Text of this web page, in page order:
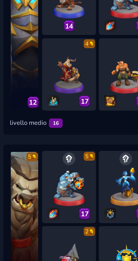
12
14
4
17
livello medio 16
5 5
17
2